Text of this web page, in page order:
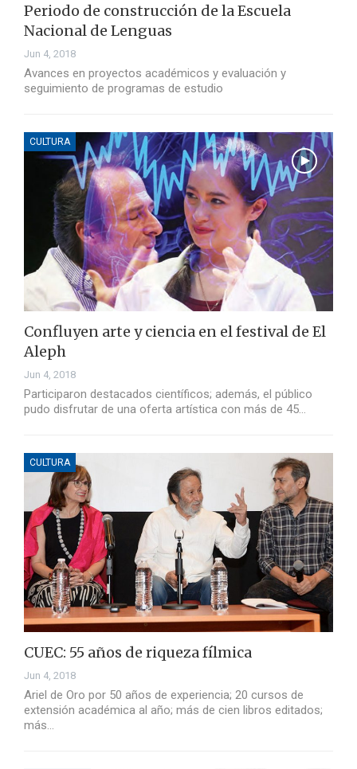
Periodo de construcción de la Escuela
Nacional de Lenguas
Jun 4, 2018
Avances en proyectos académicos y evaluación y
seguimiento de programas de estudio
CULTURA
Confluyen arte y ciencia en el festival de El
Aleph
Jun 4, 2018
Participaron destacados científicos; además, el público
pudo disfrutar de una oferta artística con más de 45…
CULTURA
CUEC: 55 años de riqueza fílmica
Jun 4, 2018
Ariel de Oro por 50 años de experiencia; 20 cursos de
extensión académica al año; más de cien libros editados;
más…